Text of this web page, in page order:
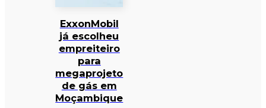
ExxonMobil
já escolheu
empreiteiro
para
megaprojeto
de gás em
Moçambique